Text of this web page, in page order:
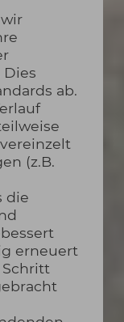
ab.
(z.B.
die
erneuert